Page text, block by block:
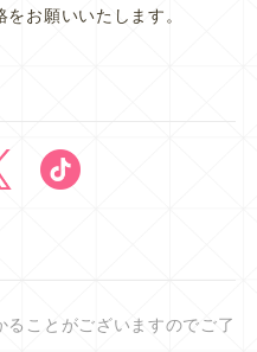
お願いいたします。
ことがございますのでご了